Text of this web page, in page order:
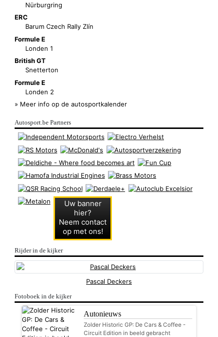
Nürburgring
ERC
Barum Czech Rally Zlín
Formule E
Londen 1
British GT
Snetterton
Formule E
Londen 2
» Meer info op de autosportkalender
Autosport.be Partners
Uw banner
hier?
Neem contact
op met ons!
Rijder in de kijker
Pascal Deckers
Fotoboek in de kijker
Autonieuws
Zolder Historic GP: De Cars & Coffee -
Circuit Edition in beeld gebracht